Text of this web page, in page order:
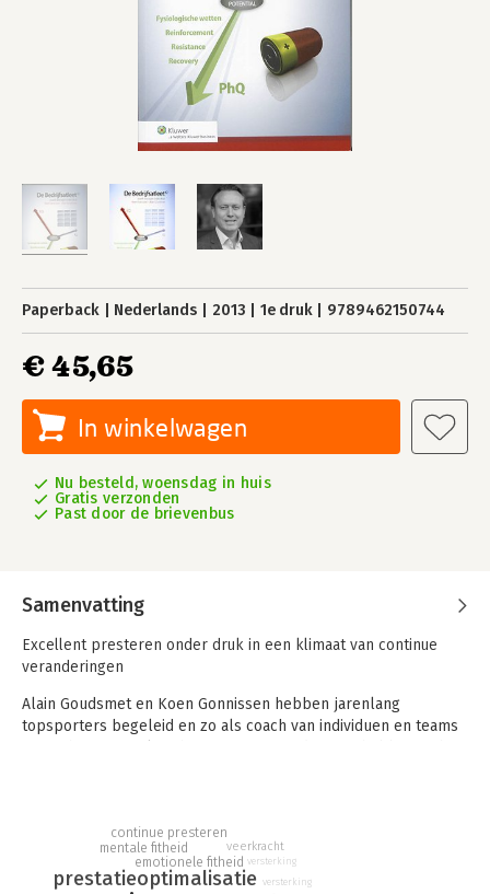
Paperback Nederlands 2013 1e druk 9789462150744
€ 45,65
In winkelwagen
Nu besteld, woensdag in huis
Gratis verzonden
Past door de brievenbus
Samenvatting
Excellent presteren onder druk in een klimaat van continue
veranderingen
Alain Goudsmet en Koen Gonnissen hebben jarenlang
topsporters begeleid en zo als coach van individuen en teams
managers en kaderleden die zij 'Bedrijfsatleten ©' noemen.
Een overladen werkschema, eindeloze files, conflicten met
prestatieoptimalisatie
emotionele fitheid
mentale fitheid
continue presteren
veerkracht
versterking
versterking